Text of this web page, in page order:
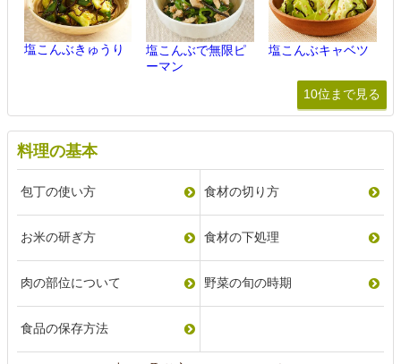
塩こんぶきゅうり
塩こんぶで無限ピ
ーマン
塩こんぶキャベツ
10位まで見る
料理の基本
包丁の使い方 食材の切り方
お米の研ぎ方 食材の下処理
肉の部位について 野菜の旬の時期
食品の保存方法